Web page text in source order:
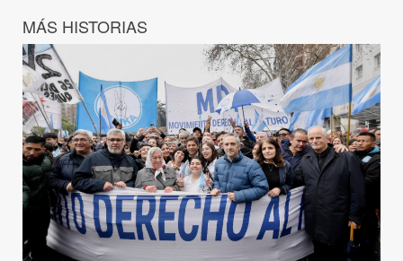
MÁS HISTORIAS